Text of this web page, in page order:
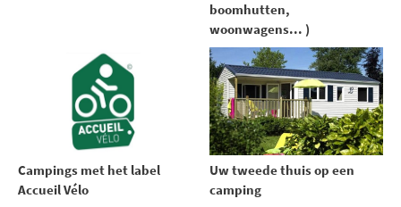
boomhutten,
woonwagens... )
Campings met het label
Accueil Vélo
Uw tweede thuis op een
camping